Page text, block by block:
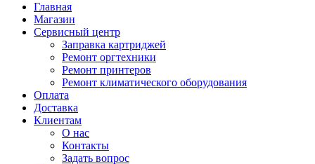
Главная
Магазин
Сервисный центр
Заправка картриджей
Ремонт оргтехники
Ремонт принтеров
Ремонт климатического оборудования
Оплата
Доставка
Клиентам
О нас
Контакты
Задать вопрос